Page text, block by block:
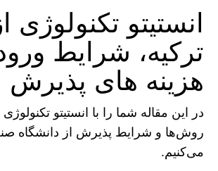
انستیتو تکنولوژی
ترکیه، شرایط
هزینه های پذیرش
در این مقاله شما را با انستیتو
روش‌ها و شرایط پذیرش از دانشگاه
می‌کنیم.